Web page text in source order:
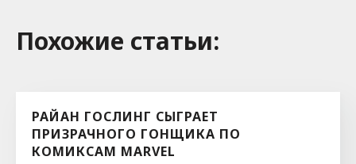
Похожие cтатьи:
РАЙАН ГОСЛИНГ СЫГРАЕТ
ПРИЗРАЧНОГО ГОНЩИКА ПО
КОМИКСАМ MARVEL